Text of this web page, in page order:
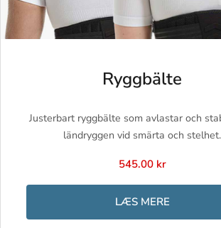
Ryggbälte
Justerbart ryggbälte som avlastar och
ländryggen vid smärta och stelhet.
545.00 kr
LÆS MERE